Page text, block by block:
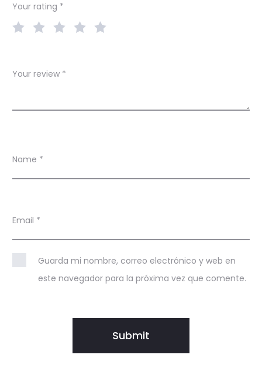
s
Your rating *
Your review *
Name *
Email *
Guarda mi nombre, correo electrónico y web en
este navegador para la próxima vez que comente.